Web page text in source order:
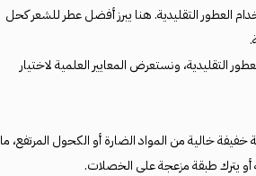
العطور التقليدية. هنا يبرز أفضل عطر للشعر كحل
ونستعرض المعايير العلمية لاختيار
خفيفة خالية من المواد الضارة أو الكحول المرتفع، ما
أو يترك طبقة مزعجة على الخصلات.